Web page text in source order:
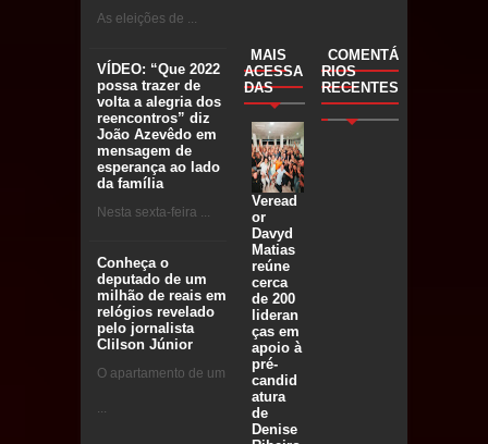
As eleições de ...
VÍDEO: “Que 2022
possa trazer de
volta a alegria dos
reencontros” diz
João Azevêdo em
mensagem de
esperança ao lado
da família
Nesta sexta-feira ...
Conheça o
deputado de um
milhão de reais em
relógios revelado
pelo jornalista
Clilson Júnior
O apartamento de um
MAIS
ACESSA
DAS
Veread
or
Davyd
Matias
reúne
cerca
de 200
lideran
ças em
apoio à
pré-
candid
atura
de
Denise
COMENTÁ
RIOS
RECENTES